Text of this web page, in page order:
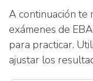
A continuación te
exámenes de
para practicar.
ajustar los